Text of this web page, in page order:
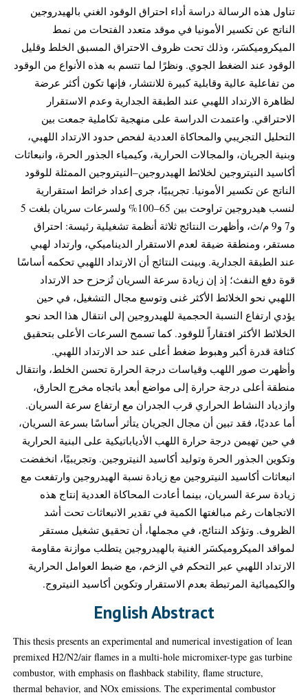
تناول هذه الرسالة دراسة أداء احتراق الوقود الغني بالهيدروجين
الناتج عن تكسير الأمونيا في موقد متعدد الفتحات من نمط
الميكروميكسَر، وذلك تحت ظروف الاحتراق المسبق الخلط وقليل
الوقود عند الضغط الجوي. ونظرًا لما تتسم به هذه الأنواع من الوقود
من تفاعلية عالية وقابلية كبيرة للانتشار، فإنها تكون أكثر عرضة
لظاهرة الارتداد اللهبي عند الطبقة الجدارية وعدم الاستقرار
الاحتراقي. واعتمدت الدراسة على منهجية تكاملية جمعت بين
التحليل التجريبي والمحاكاة العددية لفحص حدود الارتداد اللهبي،
وبنية الجريان، والمجالات الحرارية، وكيمياء الجذور الحرة، وانبعاثات
أكاسيد النيتروجين لخلائط الهيدروجين–النيتروجين الممثلة للوقود
الناتج عن تكسير الأمونيا. تجريبيًا، جرى إعداد خرائط استقرارية
لنسب هيدروجين تراوحت بين 65–100% ولسرعات سريان بلغت 5
و7 و9 م/ث، وأظهرت النتائج ثلاثة أنظمة تشغيلية رئيسة: احتراق
مستقر، ومنطقة ضيقة لعدم الاستقرار الديناميكي، وارتداد لهبي
عند الطبقة الجدارية. وبينت النتائج أن الارتداد اللهبي تحكمه أساسًا
قوة دفع النفث؛ إذ إن زيادة سرعة السريان تُزحزح حد الارتداد
اللهبي نحو الخلائط الأكثر غنى وتوسع مجال التشغيل، في حين
يؤدي ارتفاع النسبة الحجمية للهيدروجين إلى انتقال هذا الحد نحو
الخلائط الأكثر افتقاراً للوقود. كما تسمح السرعات الأعلى بتحقيق
كثافة قدرة أكبر وهبوط ضغط أعلى عند حد الارتداد اللهبي.
وأظهرت صور اللهب وقياسات درجة الحرارة تحسن الخلط، وانتقال
منطقة أعلى درجة حرارة إلى مواضع أبعد باتجاه مخرج الحارق،
وازدياد النشاط الحراري قرب الجدران مع ارتفاع سرعة السريان.
أما عدديًا، فقد تبين أن مجال الجريان يتأثر أساسًا بسرعة السريان،
في حين تهيمن درجة حرارة اللهب الأدياباتيكية على البنية الحرارية
وتكوين الجذور الحرة وتوليد أكاسيد النيتروجين. وتجريبيًا، انخفضت
انبعاثات أكاسيد النيتروجين مع زيادة نسبة الهيدروجين وارتفعت مع
زيادة سرعة السريان، بينما أعادت المحاكاة العددية إنتاج هذه
الاتجاهات رغم مبالغتها الكمية في تقدير الانبعاثات تحت أشد
الظروف. وتؤكد النتائج، في مجملها، أن تحقيق تشغيل مستقر
لمواقد الميكروميكسَر الغنية بالهيدروجين يتطلب موازنة مقاومة
الارتداد اللهبي عبر التحكم في الزخم، مع ضبط العوامل الحرارية
والكيميائية المرتبطة بعدم الاستقرار وتكوين أكاسيد النيتروج.
English Abstract
This thesis presents an experimental and numerical investigation of lean
premixed H2/N2/air flames in a multi-hole micromixer-type gas turbine
combustor, with emphasis on flashback stability, flame structure,
thermal behavior, and NOx emissions. The experimental combustor